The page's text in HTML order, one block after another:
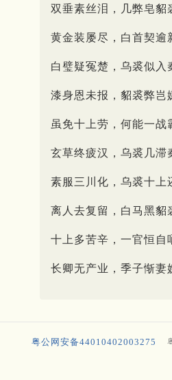
双垂素丝泪，几弊皂貂
黄金装屡尽，白首契逾
白璧疑冤楚，乌裘似入
漆身恩未报，貂裘弊岂
虽免十上劳，何能一战
玄草终疲汉，乌裘几滞
素服三川化，乌裘十上
离人去复留，白马黑貂
十上多苦辛，一官恒自
长卿无产业，季子惭妻
粤公网安备44010402003275